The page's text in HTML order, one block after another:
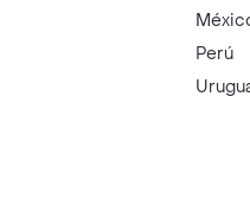
Perú